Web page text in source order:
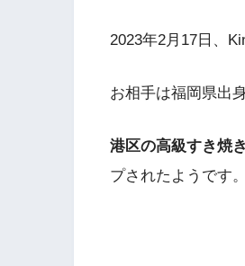
2023年2月17日、
お相手は福岡県出
港区の高級すき焼
プされたようです。